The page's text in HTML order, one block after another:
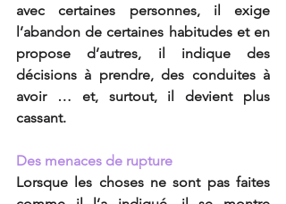
avec certaines personnes, il exige
l’abandon de certaines habitudes et en
propose d’autres, il indique des
décisions à prendre, des conduites à
avoir … et, surtout, il devient plus
cassant.
Des menaces de rupture
Lorsque les choses ne sont pas faites